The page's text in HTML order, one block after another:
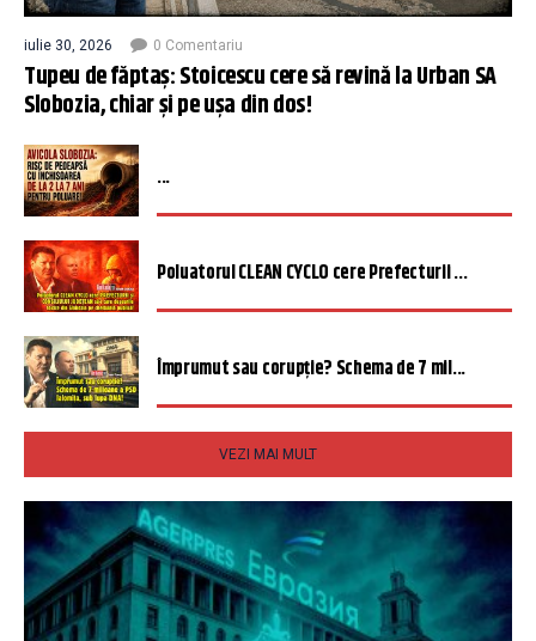
iulie 30, 2026 0 Comentariu
Tupeu de făptaș: Stoicescu cere să revină la Urban SA
Slobozia, chiar și pe ușa din dos!
...
Poluatorul CLEAN CYCLO cere Prefecturii ...
Împrumut sau corupție? Schema de 7 mil...
VEZI MAI MULT